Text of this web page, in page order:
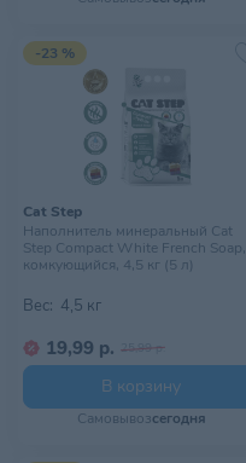
-23 %
Cat Step
Наполнитель минеральный Cat
Step Compact White French Soap,
комкующийся, 4,5 кг (5 л)
Вес: 4,5 кг
19,99 р. 25,99 р.
В корзину
Самовывозсегодня